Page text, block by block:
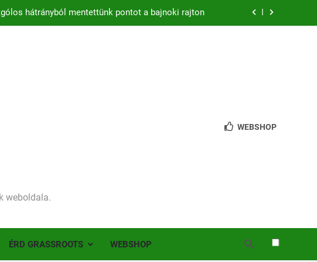
hátrányból mentettünk pontot a bajnoki rajton
– több mint 200 játékos lépett pályára Érden
nélkül jutottunk tovább a MOL Magyar Kupában
es szezon – hazai pályán rajtol az Érdi VSE!
– több mint 200 játékos lépett pályára Érden
weboldala.
WEBSHOP
ÉRD GRASSROOTS WEBSHOP